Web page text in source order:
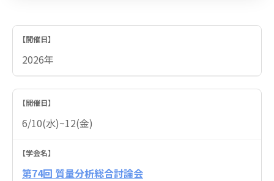
2026年
6/10(水)~12(金)
第74回 質量分析総合討論会